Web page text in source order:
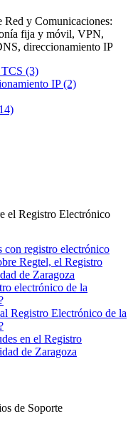
Red y Comunicaciones:
fija y móvil, VPN,
direccionamiento IP
(3)
IP (2)
el Registro Electrónico
con registro electrónico
Regtel, el Registro
de Zaragoza
electrónico de la
Registro Electrónico de la
en el Registro
de Zaragoza
de Soporte